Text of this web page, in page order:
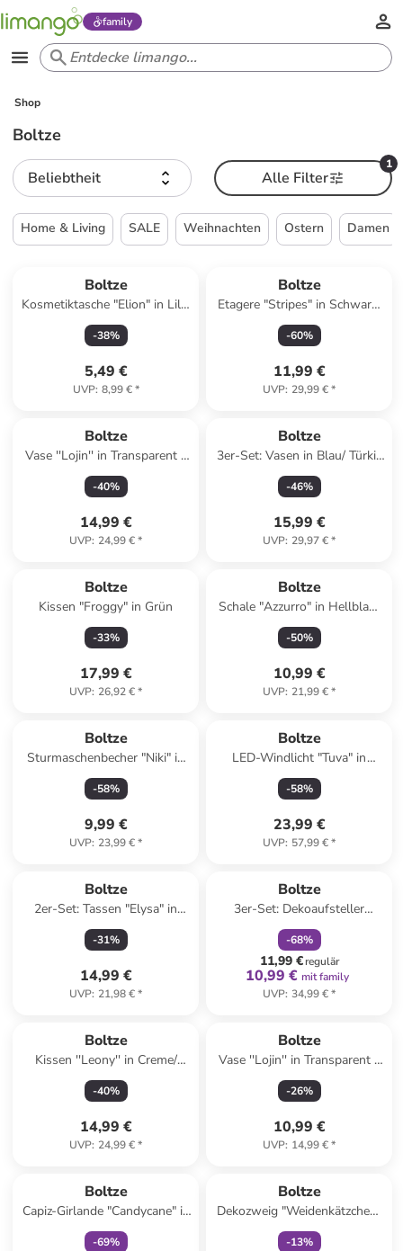
family
Shop
Boltze
Beliebtheit
1
Alle Filter
Home & Living SALE Weihnachten Ostern Damen
Boltze
Kosmetiktasche "Elion" in Lila/
Hellblau - (B)12 x (H)10 cm
-38%
5,49 €
UVP: 8,99 €*
Boltze
Etagere "Stripes" in Schwarz/
Weiß - (H)11 cm
-60%
11,99 €
UVP: 29,99 €*
Boltze
Vase ''Lojin'' in Transparent -
(H)26 x Ø 16 cm
-40%
14,99 €
UVP: 24,99 €*
Boltze
3er-Set: Vasen in Blau/ Türkis
- (H)11 x Ø 11 cm
-46%
15,99 €
UVP: 29,97 €*
Boltze
Kissen "Froggy" in Grün
-33%
17,99 €
UVP: 26,92 €*
Boltze
Schale "Azzurro" in Hellblau/
Orange - Ø 22 cm
-50%
10,99 €
UVP: 21,99 €*
Boltze
Sturmaschenbecher "Niki" in
Braun - (B)13,7 x (H)24 cm
-58%
9,99 €
UVP: 23,99 €*
Boltze
LED-Windlicht "Tuva" in
Hellbraun - (H)42 cm
-58%
23,99 €
UVP: 57,99 €*
Boltze
2er-Set: Tassen "Elysa" in
Blau/ Weiß - 350 ml
-31%
14,99 €
UVP: 21,98 €*
Boltze
3er-Set: Dekoaufsteller
"Tikva" in Orange
-68%
11,99 €regulär
10,99 € mit family
UVP: 34,99 €*
Boltze
Kissen ''Leony'' in Creme/
Beige/ Schwarz - (L)45 x (B)45
cm
-40%
14,99 €
UVP: 24,99 €*
Boltze
Vase ''Lojin'' in Transparent -
(H)17,3 x Ø 14 cm
-26%
10,99 €
UVP: 14,99 €*
Boltze
Capiz-Girlande "Candycane" in
Rot/ Weiß - (L)180 cm
-69%
Boltze
Dekozweig "Weidenkätzchen"
in Braun/ Weiß- (H)54 cm
-13%